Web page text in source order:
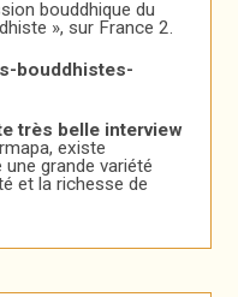
bouddhique du
», sur France 2.
bouddhistes-
très belle interview
existe
grande variété
et la richesse de